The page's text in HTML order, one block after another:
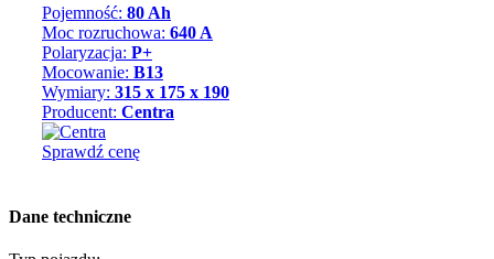
Pojemność: 80 Ah
Moc rozruchowa: 640 A
Polaryzacja: P+
Mocowanie: B13
Wymiary: 315 x 175 x 190
Producent: Centra
Sprawdź cenę
Dane techniczne